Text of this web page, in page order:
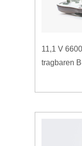
11,1 V
tragbaren